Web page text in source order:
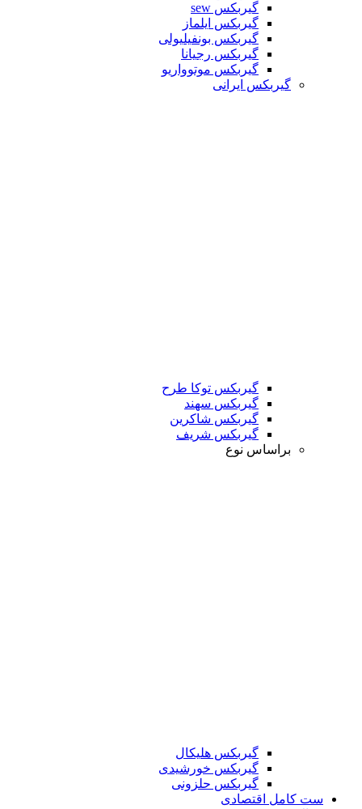
گیربکس sew
گیربکس ایلماز
گیربکس بونفیلیولی
گیربکس رجیانا
گیربکس موتوواریو
گیربکس ایرانی
گیربکس توکا طرح
گیربکس سهند
گیربکس شاکرین
گیربکس شریف
براساس نوع
گیربکس هلیکال
گیربکس خورشیدی
گیربکس حلزونی
ست کامل اقتصادی